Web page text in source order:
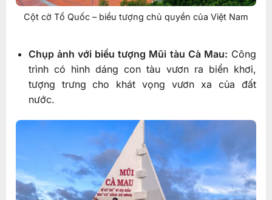
Cột cờ Tổ Quốc – biểu tượng chủ quyền của Việt Nam
Chụp ảnh với biểu tượng Mũi tàu Cà Mau: Công
trình có hình dáng con tàu vươn ra biển khơi,
tượng trưng cho khát vọng vươn xa của đất
nước.